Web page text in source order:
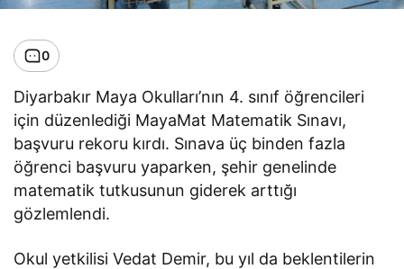
0
Diyarbakır Maya Okulları’nın 4. sınıf öğrencileri
için düzenlediği MayaMat Matematik Sınavı,
başvuru rekoru kırdı. Sınava üç binden fazla
öğrenci başvuru yaparken, şehir genelinde
matematik tutkusunun giderek arttığı
gözlemlendi.
Okul yetkilisi Vedat Demir, bu yıl da beklentilerin